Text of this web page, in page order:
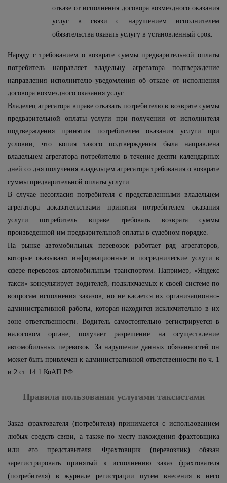
отказе от исполнения договора возмездного оказания
услуг в связи с нарушением исполнителем
обязательства оказать услугу в установленный срок.
Наряду с требованием о возврате суммы предварительной оплаты
потребитель направляет владельцу агрегатора подтверждение
направления исполнителю уведомления об отказе от исполнения
договора возмездного оказания услуг.
Владелец агрегатора вправе отказать потребителю в возврате суммы
предварительной оплаты услуги при получении от исполнителя
подтверждения принятия потребителем оказания услуги при
условии, что копия такого подтверждения была направлена
владельцем агрегатора потребителю в течение десяти календарных
дней со дня получения владельцем агрегатора требования о возврате
суммы предварительной оплаты услуги.
В случае несогласия потребителя с представленными владельцем
агрегатора доказательствами принятия потребителем оказания
услуги потребитель вправе требовать возврата суммы
произведенной им предварительной оплаты в судебном порядке.
На рынке автомобильных перевозок работает ряд агрегаторов,
которые оказывают информационные и посреднические услуги в
сфере перевозок автомобильным транспортом. Например, «Яндекс
такси» консультирует водителей, подключаемых к своей системе по
вопросам исполнения заказов, но не касается их организационно-
административной работы, которая находится исключительно в их
зоне ответственности. Водитель самостоятельно регистрируется в
налоговом органе, получает разрешение на осуществление
автомобильных перевозок. За нарушение данных обязанностей он
может быть привлечен к административной ответственности по ч. 1
и 2 ст. 14.1 КоАП РФ.
Правила пользования услугами таксистами
Заказ фрахтователя (потребителя) принимается с использованием
любых средств связи, а также по месту нахождения фрахтовщика
или его представителя. Фрахтовщик (перевозчик) обязан
зарегистрировать принятый к исполнению заказ фрахтователя
(потребителя) в журнале регистрации путем внесения в него